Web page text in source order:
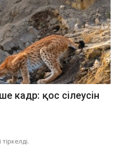
кадр: қос сілеусін